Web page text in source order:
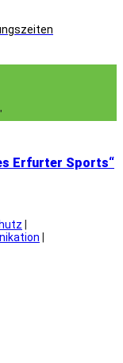
Erfurter Sports“